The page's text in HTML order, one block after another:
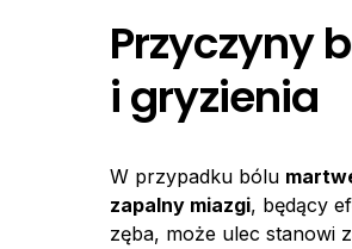
Przyczyny
i gryzienia
W przypadku bólu
zapalny miazgi, będący
zęba, może ulec stanowi